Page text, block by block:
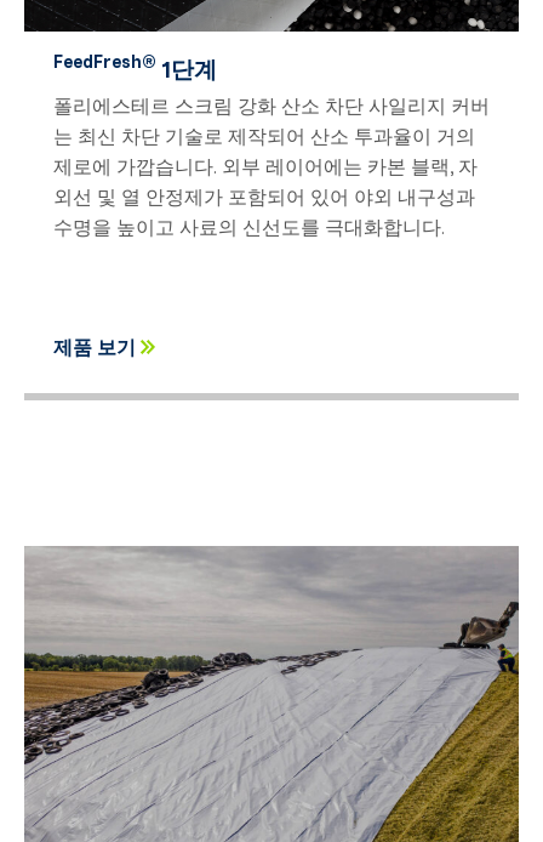
FeedFresh® 1단계
폴리에스테르 스크림 강화 산소 차단 사일리지 커버
는 최신 차단 기술로 제작되어 산소 투과율이 거의
제로에 가깝습니다. 외부 레이어에는 카본 블랙, 자
외선 및 열 안정제가 포함되어 있어 야외 내구성과
수명을 높이고 사료의 신선도를 극대화합니다.
제품 보기